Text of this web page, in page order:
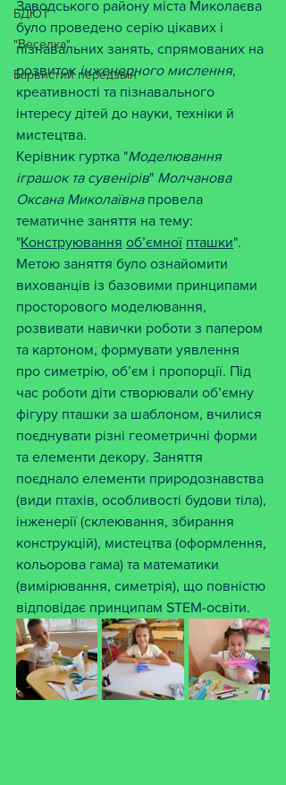
БДЮТ
"Веселка"
Барвистий передзвін
Заводського району міста Миколаєва
було проведено серію цікавих і
пізнавальних занять, спрямованих на
розвиток інженерного мислення,
креативності та пізнавального
інтересу дітей до науки, техніки й
мистецтва.
Керівник гуртка "Моделювання
іграшок та сувенірів" Молчанова
Оксана Миколаївна провела
тематичне заняття на тему:
"Конструювання об’ємної пташки".
Метою заняття було ознайомити
вихованців із базовими принципами
просторового моделювання,
розвивати навички роботи з папером
та картоном, формувати уявлення
про симетрію, об’єм і пропорції. Під
час роботи діти створювали об’ємну
фігуру пташки за шаблоном, вчилися
поєднувати різні геометричні форми
та елементи декору. Заняття
поєднало елементи природознавства
(види птахів, особливості будови тіла),
інженерії (склеювання, збирання
конструкцій), мистецтва (оформлення,
кольорова гама) та математики
(вимірювання, симетрія), що повністю
відповідає принципам STEM-освіти.